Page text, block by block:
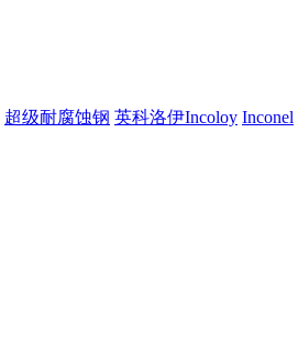
超级耐腐蚀钢 英科洛伊Incoloy Inconel